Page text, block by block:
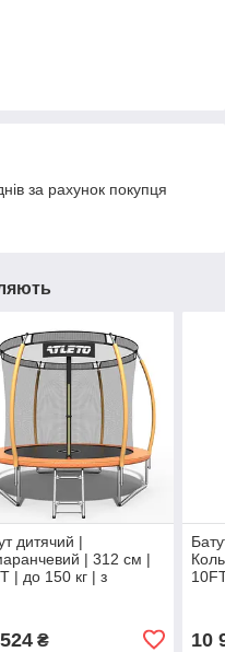
за рахунок покупця
дитячий |
| 312 см |
| до 150 кг | з
₴ 10